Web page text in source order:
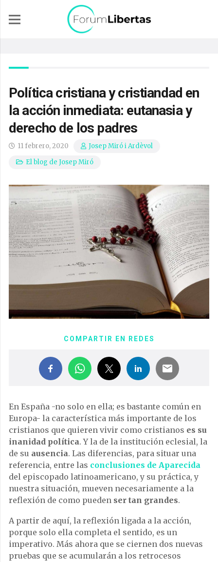
Política cristiana y cristiandad en
la acción inmediata: eutanasia y
derecho de los padres
11 febrero, 2020
Josep Miró i Ardèvol
El blog de Josep Miró
COMPARTIR EN REDES
En España -no solo en ella; es bastante común en
Europa- la característica más importante de los
cristianos que quieren vivir como cristianos es su
inanidad política. Y la de la institución eclesial, la
de su ausencia. Las diferencias, para situar una
referencia, entre las conclusiones de Aparecida
del episcopado latinoamericano, y su práctica, y
nuestra situación, mueven necesariamente a la
reflexión de como pueden ser tan grandes.
A partir de aquí, la reflexión ligada a la acción,
porque solo ella completa el sentido, es un
imperativo. Más ahora que se ciernen dos nuevas
pruebas que se acumularán a los retrocesos